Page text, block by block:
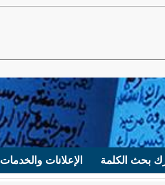
بحث الكلمة الإعلانات والخدمات